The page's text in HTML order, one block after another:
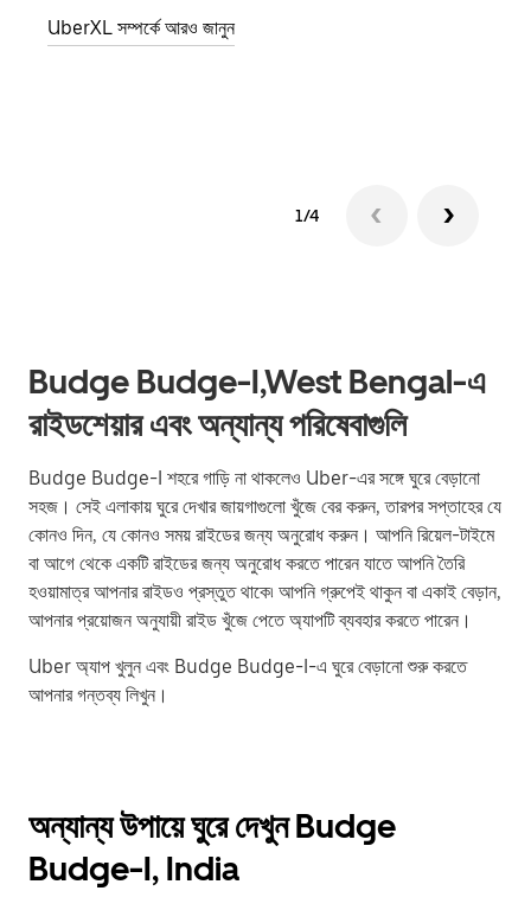
UberXL সম্পর্কে আরও জানুন
1/4
Budge Budge-I,West Bengal-এ
রাইডশেয়ার এবং অন্যান্য পরিষেবাগুলি
Budge Budge-I শহরে গাড়ি না থাকলেও Uber-এর সঙ্গে ঘুরে বেড়ানো
সহজ। সেই এলাকায় ঘুরে দেখার জায়গাগুলো খুঁজে বের করুন, তারপর সপ্তাহের যে
কোনও দিন, যে কোনও সময় রাইডের জন্য অনুরোধ করুন। আপনি রিয়েল-টাইমে
বা আগে থেকে একটি রাইডের জন্য অনুরোধ করতে পারেন যাতে আপনি তৈরি
হওয়ামাত্র আপনার রাইডও প্রস্তুত থাকে৷ আপনি গ্রুপেই থাকুন বা একাই বেড়ান,
আপনার প্রয়োজন অনুযায়ী রাইড খুঁজে পেতে অ্যাপটি ব্যবহার করতে পারেন।
Uber অ্যাপ খুলুন এবং Budge Budge-I-এ ঘুরে বেড়ানো শুরু করতে
আপনার গন্তব্য লিখুন।
অন্যান্য উপায়ে ঘুরে দেখুন Budge
Budge-I, India